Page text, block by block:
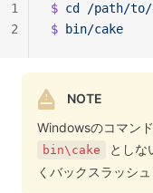
$ cd
/path/to/
$
bin/cake
1
2
NOTE
Windowsのコマン
bin\cake
としな
くバックスラッシュ